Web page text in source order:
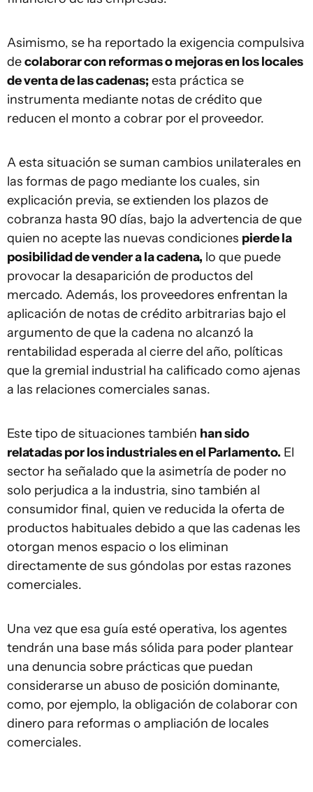
Asimismo, se ha reportado la exigencia compulsiva
decolaborar con reformas o mejoras en los locales
de venta de las cadenas; esta práctica se
instrumenta mediante notas de crédito que
reducen el monto a cobrar por el proveedor.
A esta situación se suman cambios unilaterales en
las formas de pago mediante los cuales, sin
explicación previa, se extienden los plazos de
cobranza hasta 90 días, bajo la advertencia de que
quien no acepte las nuevas condiciones pierde la
posibilidad de vender a la cadena, lo que puede
provocar la desaparición de productos del
mercado. Además, los proveedores enfrentan la
aplicación de notas de crédito arbitrarias bajo el
argumento de que la cadena no alcanzó la
rentabilidad esperada al cierre del año, políticas
que la gremial industrial ha calificado como ajenas
a las relaciones comerciales sanas.
Este tipo de situaciones también han sido
relatadas por los industriales en el Parlamento. El
sector ha señalado que la asimetría de poder no
solo perjudica a la industria, sino también al
consumidor final, quien ve reducida la oferta de
productos habituales debido a que las cadenas les
otorgan menos espacio o los eliminan
directamente de sus góndolas por estas razones
comerciales.
Una vez que esa guía esté operativa, los agentes
tendrán una base más sólida para poder plantear
una denuncia sobre prácticas que puedan
considerarse un abuso de posición dominante,
como, por ejemplo, la obligación de colaborar con
dinero para reformas o ampliación de locales
comerciales.